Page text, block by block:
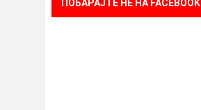
ПОБАРАЈТЕ НÈ НА FACEBOOK